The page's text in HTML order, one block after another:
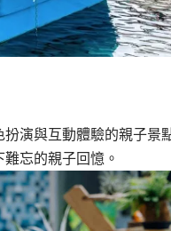
演與互動體驗的親子景
忘的親子回憶。